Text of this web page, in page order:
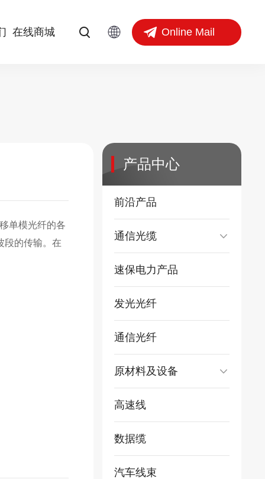
在线商城 Online Mail
单模光纤的各
段的传输。在
产品中心
前沿产品
通信光缆
速保电力产品
发光光纤
通信光纤
原材料及设备
高速线
数据缆
汽车线束